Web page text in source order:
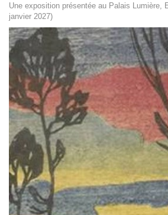
Une exposition présentée au Palais Lumière,
janvier 2027)